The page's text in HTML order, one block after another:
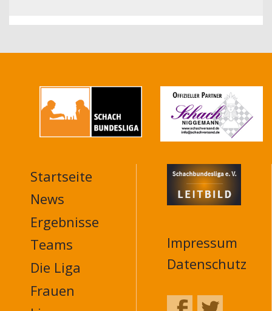
MAIN
NAVIGATION
FOOTER
Startseite
News
Ergebnisse
Teams
Die Liga
Frauen
Impressum
Datenschutz